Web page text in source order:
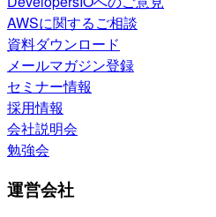
AWSに関するご相談
資料ダウンロード
メールマガジン登録
セミナー情報
採用情報
会社説明会
勉強会
運営会社